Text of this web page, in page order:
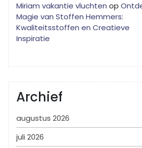
Miriam vakantie vluchten op
Magie van Stoffen Hemmers:
Kwaliteitsstoffen en Creatieve
Inspiratie
Archief
augustus 2026
juli 2026